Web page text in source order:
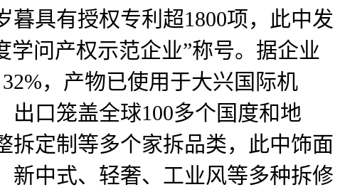
具有授权专利超1800项，此中发
学问产权示范企业”称号。据企业
，产物已使用于大兴国际机
口笼盖全球100多个国度和地
拆定制等多个家拆品类，此中饰面
新中式、轻奢、工业风等多种拆修